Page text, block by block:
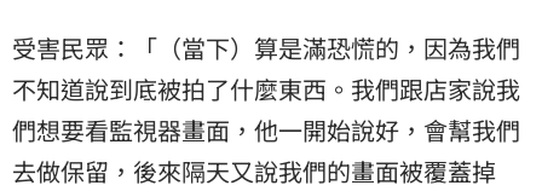
受害民眾：「（當下）算是滿恐慌的，因為我們
不知道說到底被拍了什麼東西。我們跟店家說我
們想要看監視器畫面，他一開始說好，會幫我們
去做保留，後來隔天又說我們的畫面被覆蓋掉